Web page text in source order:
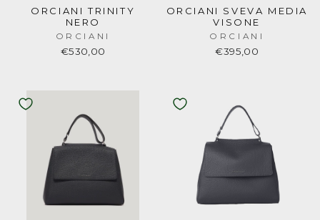
ORCIANI TRINITY
NERO
ORCIANI
€530,00
ORCIANI SVEVA MEDIA
VISONE
ORCIANI
€395,00